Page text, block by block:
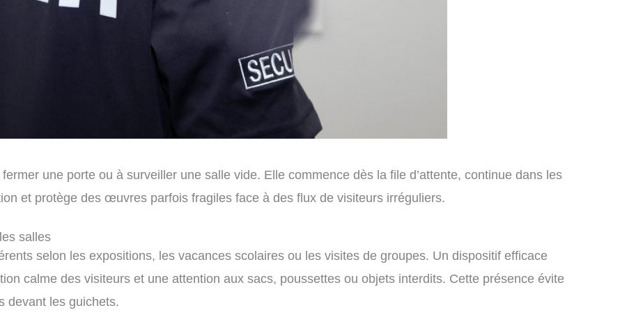
une porte ou à surveiller une salle vide. Elle commence dès la file d’attente, continue dans les
et protège des œuvres parfois fragiles face à des flux de visiteurs irréguliers.
salles
selon les expositions, les vacances scolaires ou les visites de groupes. Un dispositif efficace
calme des visiteurs et une attention aux sacs, poussettes ou objets interdits. Cette présence évite
devant les guichets.